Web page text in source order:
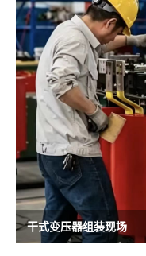
干式变压器组装现场